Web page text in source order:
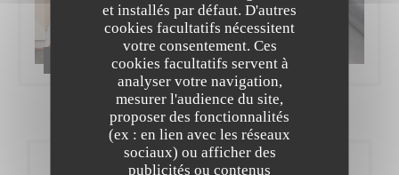
et installés par défaut. D'autres
cookies facultatifs nécessitent
votre consentement. Ces
cookies facultatifs servent à
analyser votre navigation,
mesurer l'audience du site,
proposer des fonctionnalités
(ex : en lien avec les réseaux
sociaux) ou afficher des
publicités ou contenus
Bistrot du maquis | Paris
Réservation